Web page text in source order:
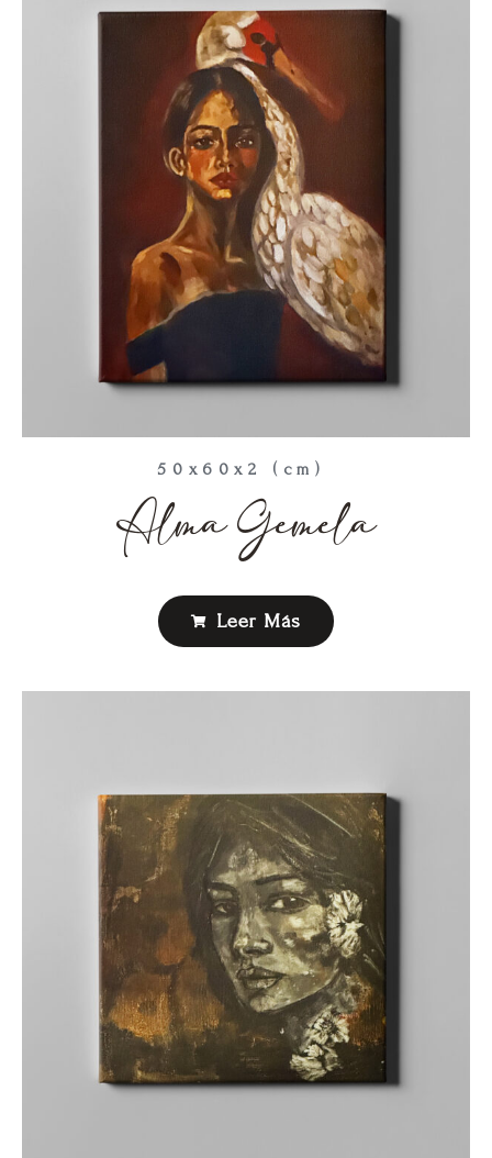
50x60x2 (cm)
Alma Gemela
Leer Más